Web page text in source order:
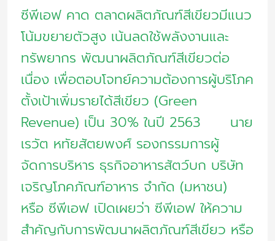
ซีพีเอฟ คาด ตลาดผลิตภัณฑ์สีเขียวมีแนว
โน้มขยายตัวสูง เน้นลดใช้พลังงานและ
ทรัพยากร พัฒนาผลิตภัณฑ์สีเขียวต่อ
เนื่อง เพื่อตอบโจทย์ความต้องการผู้บริโภค
ตั้งเป้าเพิ่มรายได้สีเขียว (Green
Revenue) เป็น 30% ในปี 2563 นาย
เรวัต หทัยสัตยพงศ์ รองกรรมการผู้
จัดการบริหาร ธุรกิจอาหารสัตว์บก บริษัท
เจริญโภคภัณฑ์อาหาร จำกัด (มหาชน)
หรือ ซีพีเอฟ เปิดเผยว่า ซีพีเอฟ ให้ความ
สำคัญกับการพัฒนาผลิตภัณฑ์สีเขียว หรือ
แตะ
30%